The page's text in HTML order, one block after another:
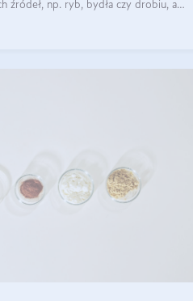
źródeł, np. ryb, bydła czy drobiu, a
a dla wspierania stawów — kolagen